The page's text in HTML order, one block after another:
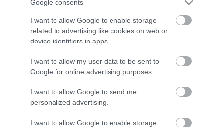
Google consents
I want to allow Google to enable storage
related to advertising like cookies on web or
device identifiers in apps.
I want to allow my user data to be sent to
Google for online advertising purposes.
I want to allow Google to send me
personalized advertising.
I want to allow Google to enable storage
Tetszett a cikk? Megosztanád?
CÍMKÉK: #EB 2024